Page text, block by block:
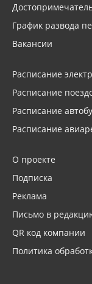
График развода
Вакансии
Расписание
Расписание
Расписание
Расписание
О проекте
Подписка
Реклама
Письмо в
QR код компании
Политика